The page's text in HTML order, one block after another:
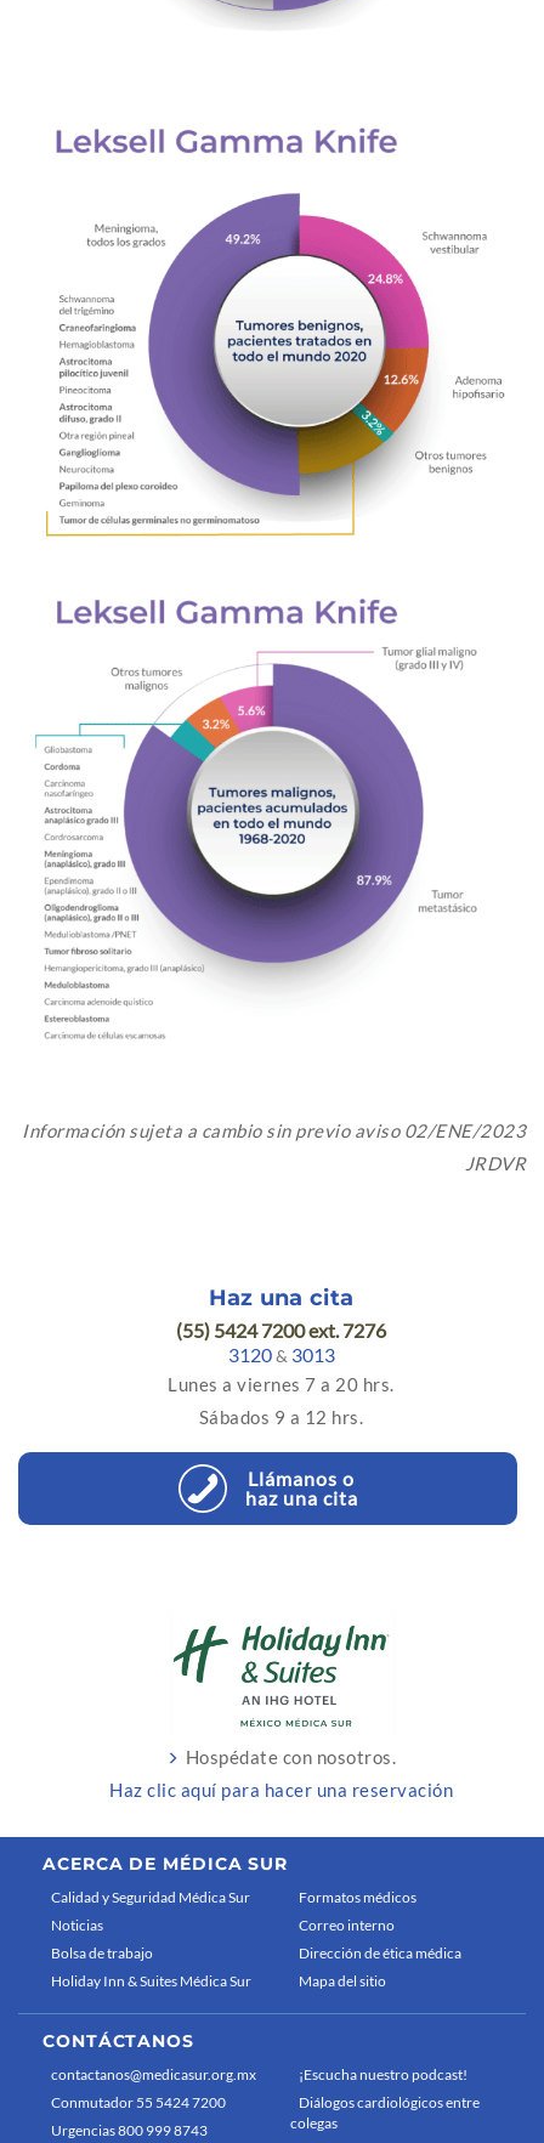
Información sujeta a cambio sin previo aviso 02/ENE/2023
JRDVR
Haz una cita
(55) 5424 7200 ext. 7276
3120& 3013
Lunes a viernes 7 a 20 hrs.
Sábados 9 a 12 hrs.
Llámanos o
haz una cita
Hospédate con nosotros.
Haz clic aquí para hacer una reservación
ACERCA DE MÉDICA SUR
Calidad y Seguridad Médica Sur
Noticias
Bolsa de trabajo
Holiday Inn & Suites Médica Sur
Formatos médicos
Correo interno
Dirección de ética médica
Mapa del sitio
CONTÁCTANOS
contactanos@medicasur.org.mx
Conmutador 55 5424 7200
Urgencias 800 999 8743
¡Escucha nuestro podcast!
Diálogos cardiológicos entre
colegas